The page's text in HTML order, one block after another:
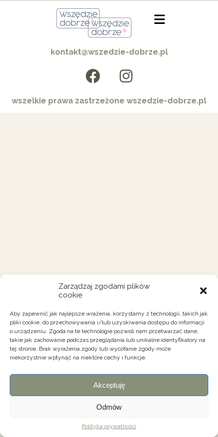
Zarządzaj zgodami plików
cookie
Aby zapewnić jak najlepsze wrażenia, korzystamy z technologii, takich jak
pliki cookie, do przechowywania i/lub uzyskiwania dostępu do informacji
o urządzeniu. Zgoda na te technologie pozwoli nam przetwarzać dane,
takie jak zachowanie podczas przeglądania lub unikalne identyfikatory na
tej stronie. Brak wyrażenia zgody lub wycofanie zgody może
niekorzystnie wpłynąć na niektóre cechy i funkcje.
Akceptuję
Odmów
Polityka prywatności
kontakt@wszedzie-dobrze.pl
wszelkie prawa zastrzeżone wszedzie-dobrze.pl